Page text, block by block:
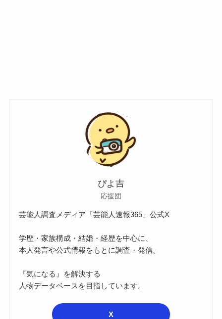
ぴよ吉
応援団
芸能人調査メディア「芸能人速報365」公式X
学歴・家族構成・結婚・経歴を中心に、
本人発言や公式情報をもとに調査・発信。
『気になる』を解決する
人物データベースを目指しています。
X